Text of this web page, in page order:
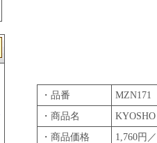
・品番
MZN171
・商品名
・商品価格
1,760円